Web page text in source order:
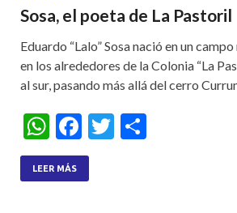
Sosa, el poeta de La Pastoril
Eduardo “Lalo” Sosa nació en un
en los alrededores de la Colonia “La
al sur, pasando más allá del cerro
W
h
at
F
ac
e
T
LEER MÁS